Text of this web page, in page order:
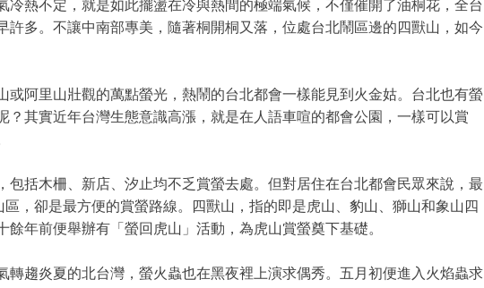
冷熱不定，就是如此擺盪在冷與熱間的極端氣候，不僅催開了油桐花，全台
許多。不讓中南部專美，隨著桐開桐又落，位處台北鬧區邊的四獸山，如今
或阿里山壯觀的萬點螢光，熱鬧的台北都會一樣能見到火金姑。台北也有螢
？其實近年台灣生態意識高漲，就是在人語車喧的都會公園，一樣可以賞
包括木柵、新店、汐止均不乏賞螢去處。但對居住在台北都會民眾來說，最
，卻是最方便的賞螢路線。四獸山，指的即是虎山、豹山、獅山和象山四
餘年前便舉辦有「螢回虎山」活動，為虎山賞螢奠下基礎。
轉趨炎夏的北台灣，螢火蟲也在黑夜裡上演求偶秀。五月初便進入火焰蟲求